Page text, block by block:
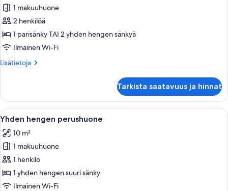
yhden
hengen
sänkyä
Kahden
hengen
standard-
huone
tai
kuvat
1 makuuhuone
2 henkilöä
1 parisänky TAI 2 yhden hengen sänkyä
Ilmainen Wi-Fi
Lisätietoja
Lisätietoja
standard-
huone
(yksi
kaksi
sänkyä)
Tarkista saatavuus ja hinnat
Avaa
kaikki
huonetyypin
Yhden
hengen
perushuone
kuvat
Hotellihuone, jossa on sänky,
4
Yhden hengen perushuone
10 m²
1 makuuhuone
1 henkilö
1 yhden hengen suuri sänky
Ilmainen Wi-Fi